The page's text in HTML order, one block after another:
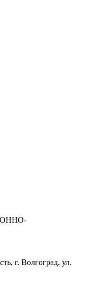
г. Волгоград, ул.